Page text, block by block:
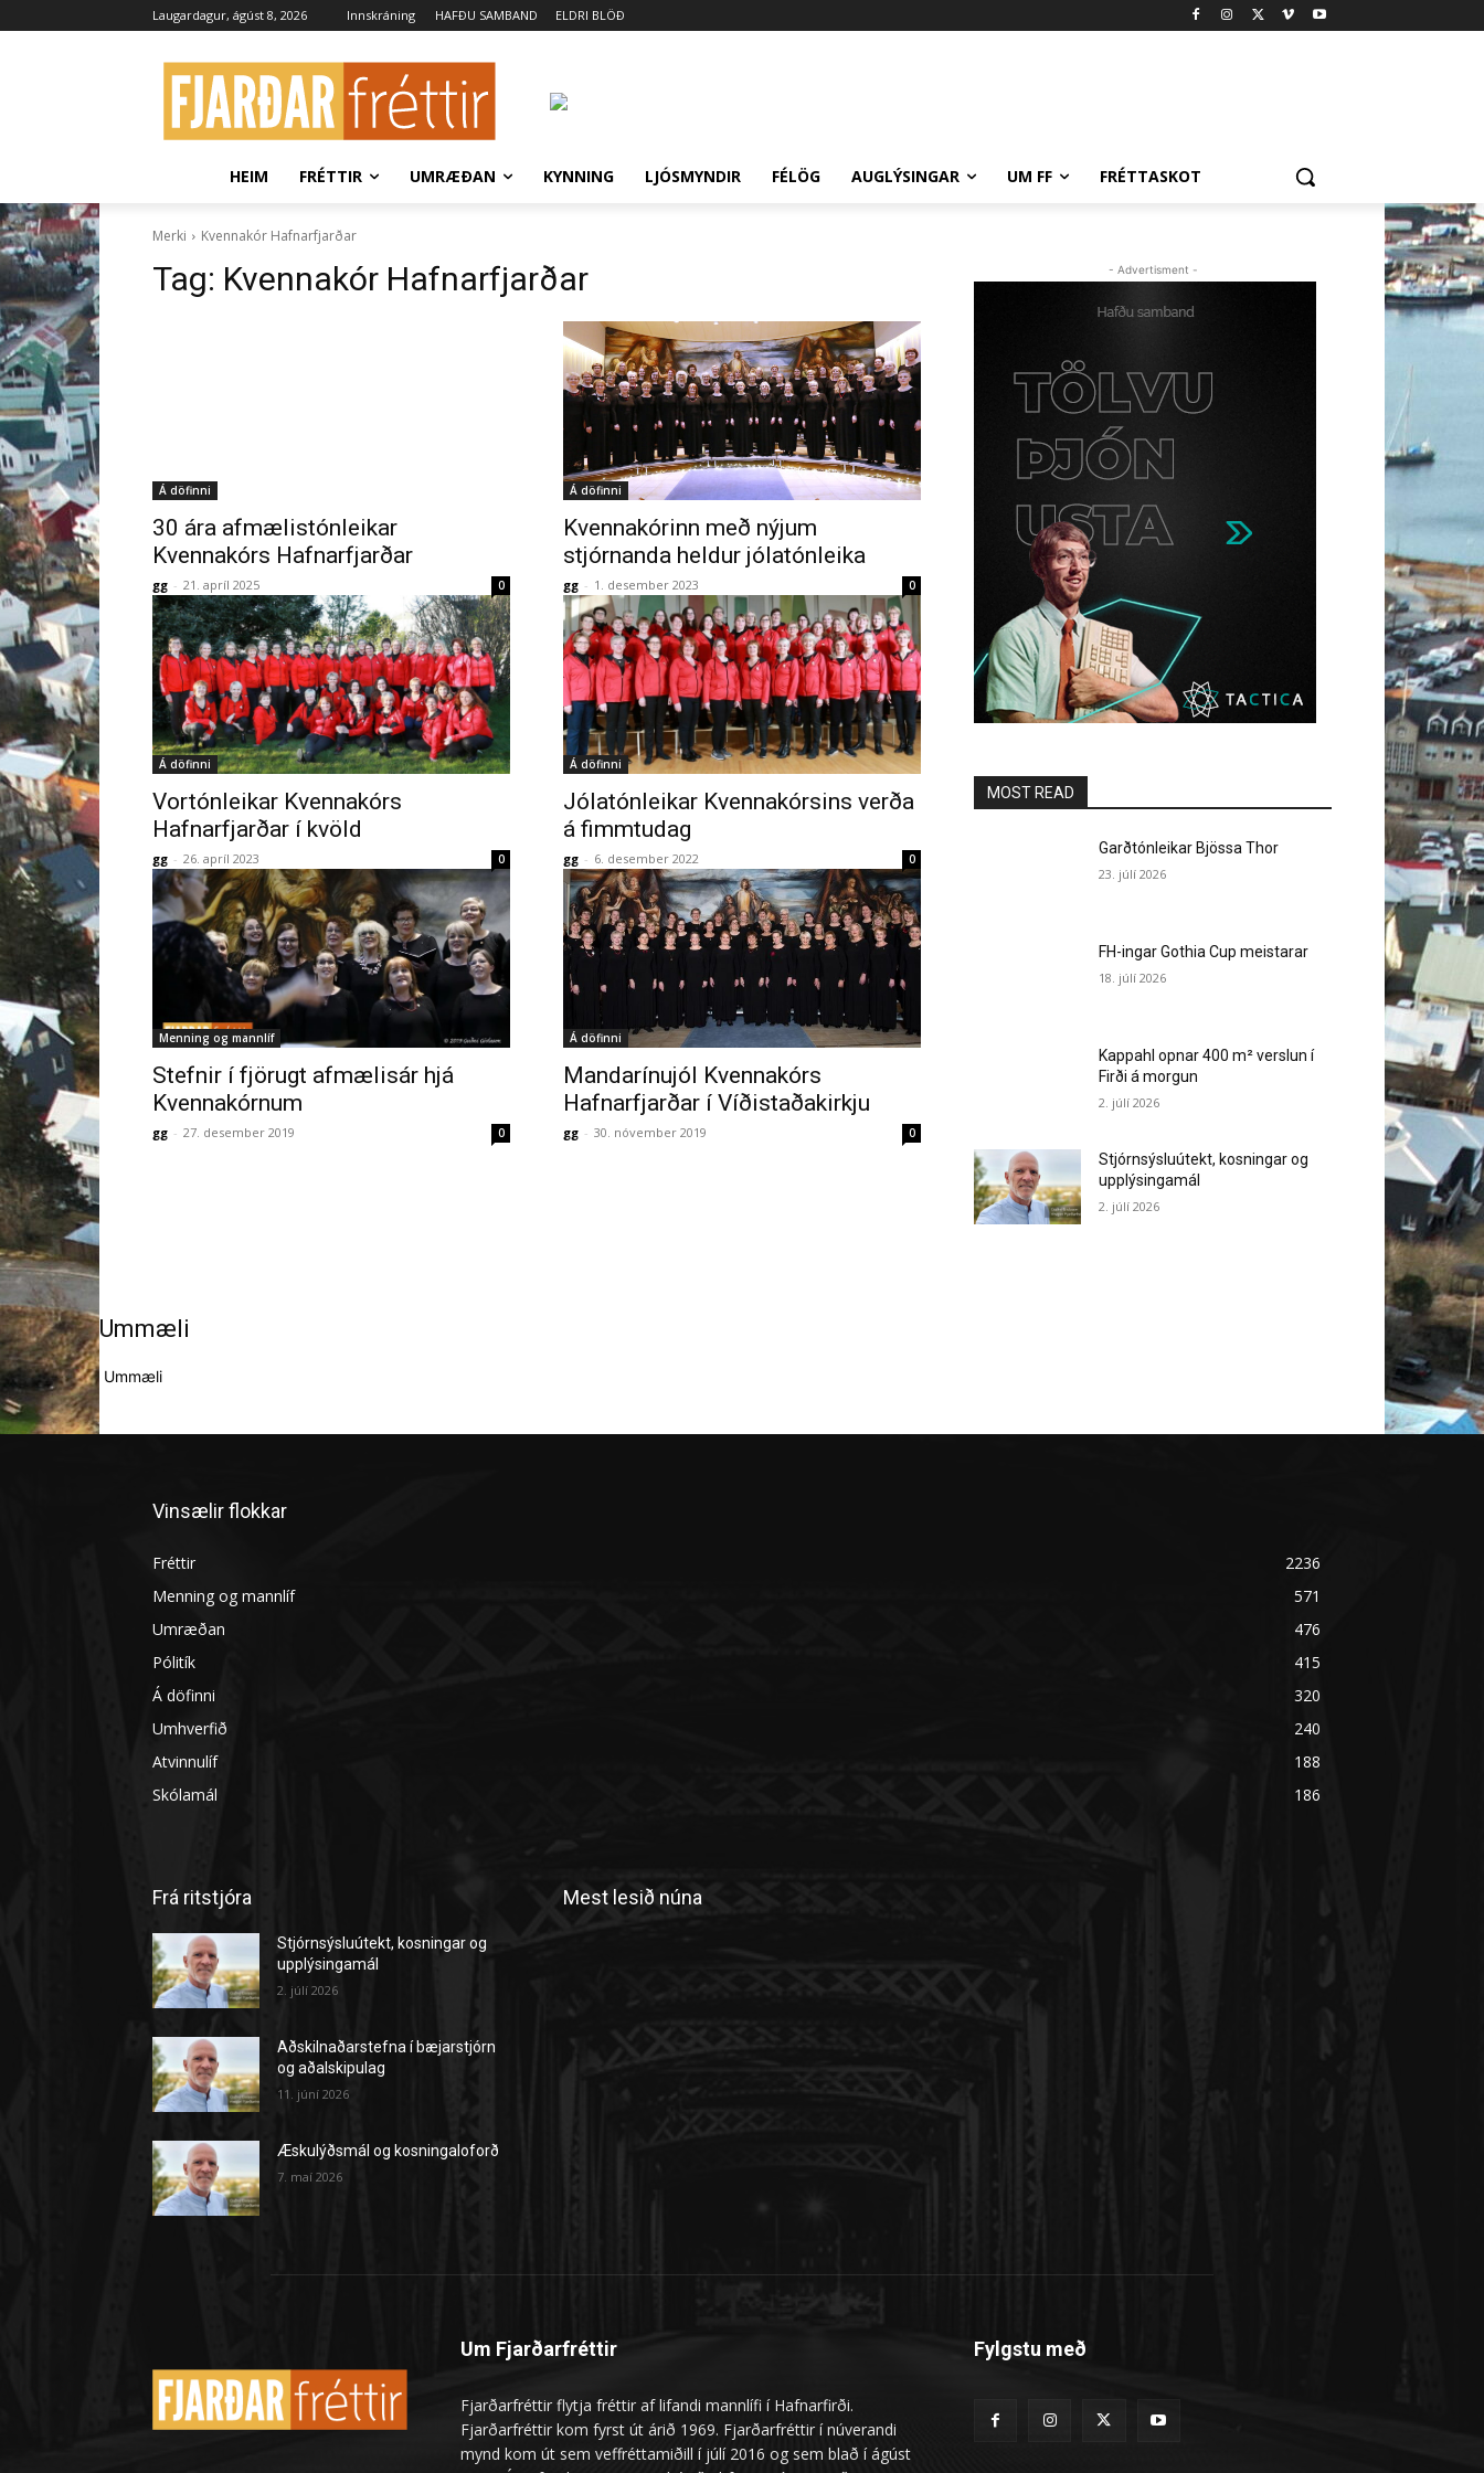
Laugardagur, ágúst 8, 2026 Innskráning HAFÐU SAMBAND ELDRI BLÖÐ
HEIM FRÉTTIR UMRÆÐAN KYNNING LJÓSMYNDIR FÉLÖG AUGLÝSINGAR UM FF FRÉTTASKOT
Merki Kvennakór Hafnarfjarðar
Tag: Kvennakór Hafnarfjarðar
Á döfinni
30 ára afmælistónleikar
Kvennakórs Hafnarfjarðar
gg - 21. apríl 2025 0
Á döfinni
Kvennakórinn með nýjum
stjórnanda heldur jólatónleika
gg - 1. desember 2023 0
Á döfinni
Vortónleikar Kvennakórs
Hafnarfjarðar í kvöld
gg - 26. apríl 2023 0
Á döfinni
Jólatónleikar Kvennakórsins verða
á fimmtudag
gg - 6. desember 2022 0
Menning og mannlíf
Stefnir í fjörugt afmælisár hjá
Kvennakórnum
gg - 27. desember 2019 0
Á döfinni
Mandarínujól Kvennakórs
Hafnarfjarðar í Víðistaðakirkju
gg - 30. nóvember 2019 0
- Advertisment -
MOST READ
Garðtónleikar Bjössa Thor
23. júlí 2026
FH-ingar Gothia Cup meistarar
18. júlí 2026
Kappahl opnar 400 m² verslun í
Firði á morgun
2. júlí 2026
Stjórnsýsluútekt, kosningar og
upplýsingamál
2. júlí 2026
Ummæli
Ummæli
Vinsælir flokkar
Fréttir
2236
Menning og mannlíf
571
Umræðan
476
Pólitík
415
Á döfinni
320
Umhverfið
240
Atvinnulíf
188
Skólamál
186
Frá ritstjóra
Stjórnsýsluútekt, kosningar og
upplýsingamál
2. júlí 2026
Aðskilnaðarstefna í bæjarstjórn
og aðalskipulag
11. júní 2026
Æskulýðsmál og kosningaloforð
7. maí 2026
Mest lesið núna
Um Fjarðarfréttir
Fjarðarfréttir flytja fréttir af lifandi mannlífi í Hafnarfirði.
Fjarðarfréttir kom fyrst út árið 1969. Fjarðarfréttir í núverandi
mynd kom út sem veffréttamiðill í júlí 2016 og sem blað í ágúst
Fylgstu með